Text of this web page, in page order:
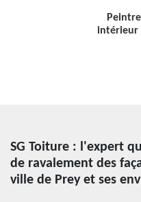
intérieur
SG Toiture : l'expert
de ravalement des
ville de Prey et ses